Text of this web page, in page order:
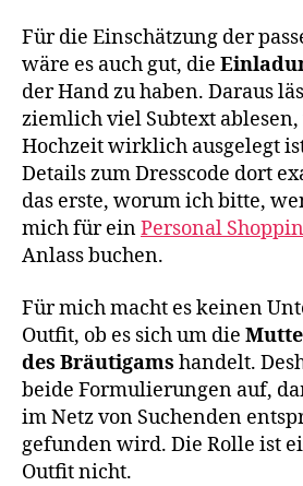
Für die Einschätzung der
wäre es auch gut, die
der Hand zu haben. Daraus
ziemlich viel Subtext
Hochzeit wirklich ausgelegt
Details zum Dresscode dort
das erste, worum ich bitte,
mich für einPersonal
Anlass buchen.
Für mich macht es keinen
Outfit, ob es sich um die
des Bräutigams handelt.
beide Formulierungen auf,
im Netz von Suchenden
gefunden wird. Die Rolle ist
Outfit nicht.